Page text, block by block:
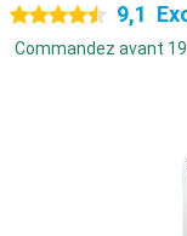
4.5 étoiles 9,1
Commandez avant